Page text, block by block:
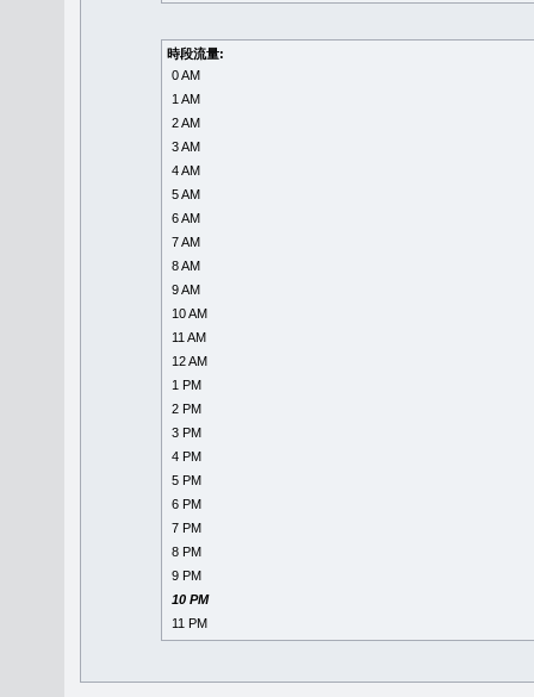
時段流量:
0 AM
1 AM
2 AM
3 AM
4 AM
5 AM
6 AM
7 AM
8 AM
9 AM
10 AM
11 AM
12 AM
1 PM
2 PM
3 PM
4 PM
5 PM
6 PM
7 PM
8 PM
9 PM
10 PM
11 PM